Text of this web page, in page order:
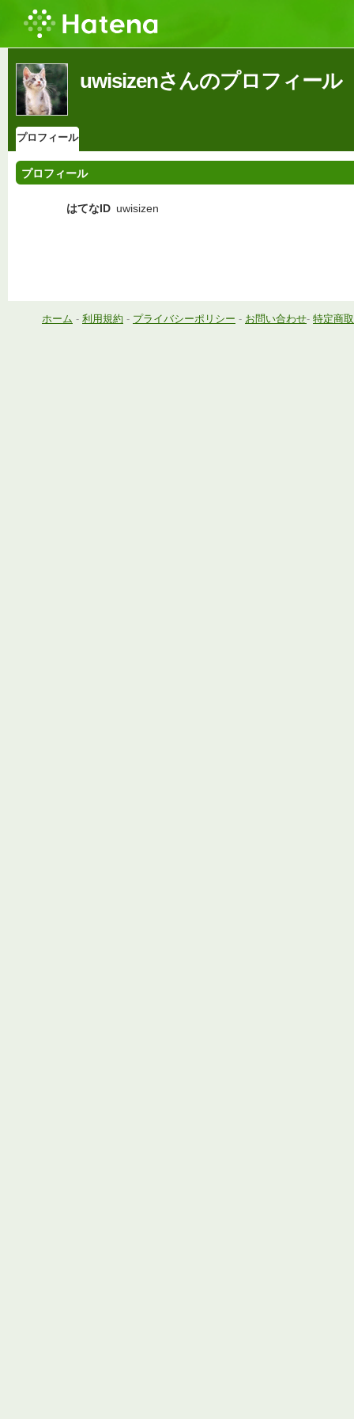
uwisizenさんのプロフィール
プロフィール
プロフィール
はてなID uwisizen
ホーム - 利用規約 - プライバシーポリシー - お問い合わせ- 特定商